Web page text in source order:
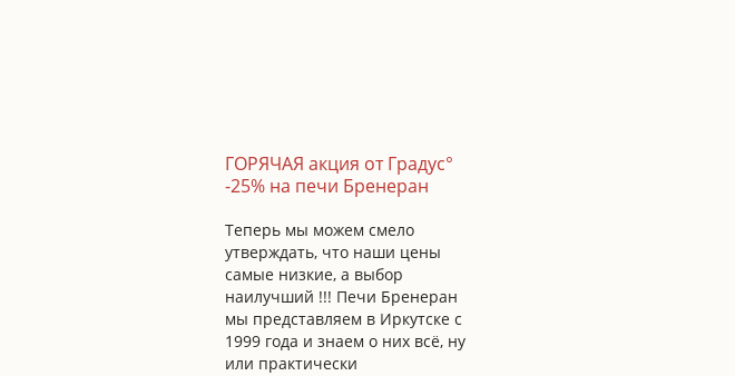
ГОРЯЧАЯ акция от Градус°
-25% на печи Бренеран
Теперь мы можем смело
утверждать, что наши цены
самые низкие, а выбор
наилучший !!! Печи Бренеран
мы представляем в Иркутске с
1999 года и знаем о них всё, ну
или практически